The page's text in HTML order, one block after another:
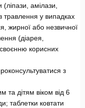
амілази,
травлення у випадках
жирної або незвичної
(діарея,
корисних
з
та дітям віком від 6
таблетки ковтати